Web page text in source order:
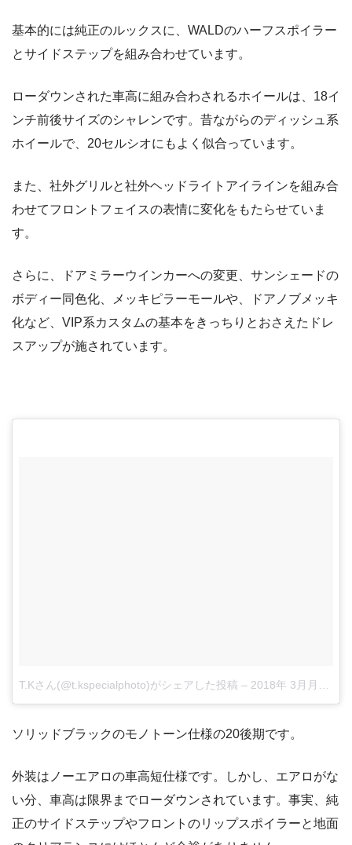
基本的には純正のルックスに、WALDのハーフスポイラー
とサイドステップを組み合わせています。
ローダウンされた車高に組み合わされるホイールは、18イ
ンチ前後サイズのシャレンです。昔ながらのディッシュ系
ホイールで、20セルシオにもよく似合っています。
また、社外グリルと社外ヘッドライトアイラインを組み合
わせてフロントフェイスの表情に変化をもたらせていま
す。
さらに、ドアミラーウインカーへの変更、サンシェードの
ボディー同色化、メッキピラーモールや、ドアノブメッキ
化など、VIP系カスタムの基本をきっちりとおさえたドレ
スアップが施されています。
T.Kさん(@t.kspecialphoto)がシェアした投稿 – 2018年 3月月6日午前3時28分PST
ソリッドブラックのモノトーン仕様の20後期です。
外装はノーエアロの車高短仕様です。しかし、エアロがな
い分、車高は限界までローダウンされています。事実、純
正のサイドステップやフロントのリップスポイラーと地面